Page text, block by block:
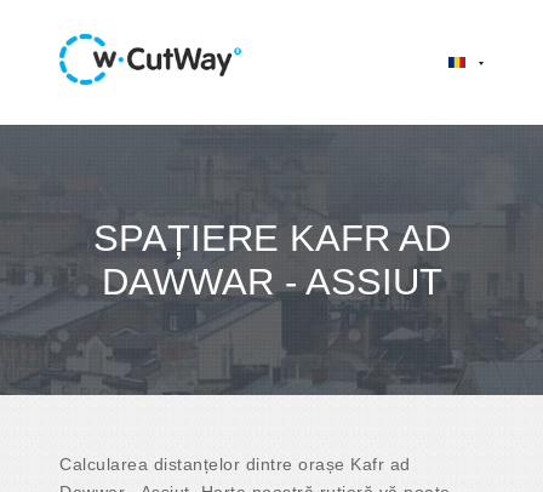
SPAȚIERE KAFR AD
DAWWAR - ASSIUT
Calcularea distanțelor dintre orașe Kafr ad